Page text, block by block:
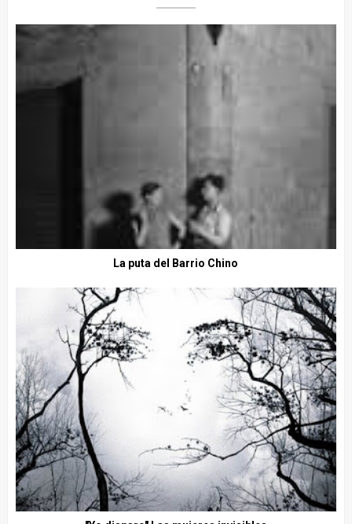
La puta del Barrio Chino